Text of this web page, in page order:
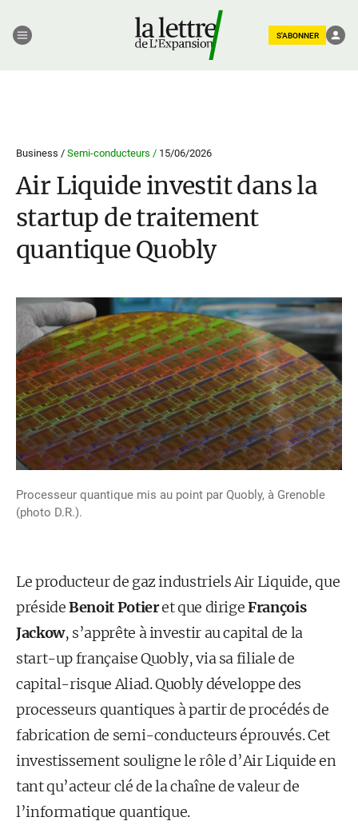
S'ABONNER
Business / Semi-conducteurs / 15/06/2026
Air Liquide investit dans la
startup de traitement
quantique Quobly
Processeur quantique mis au point par Quobly, à Grenoble
(photo D.R.).
Le producteur de gaz industriels Air Liquide, que
présideBenoit Potieret que dirigeFrançois
Jackow, s’apprête à investir au capital de la
start-up française Quobly, via sa filiale de
capital-risque Aliad. Quobly développe des
processeurs quantiques à partir de procédés de
fabrication de semi-conducteurs éprouvés. Cet
investissement souligne le rôle d’Air Liquide en
tant qu’acteur clé de la chaîne de valeur de
l’informatique quantique.